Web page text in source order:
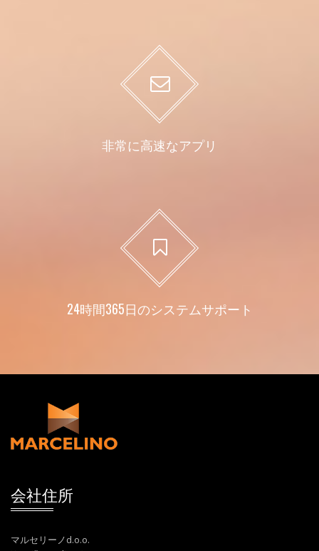
非常に高速なアプリ
24時間365日のシステムサポート
会社住所
マルセリーノd.o.o.